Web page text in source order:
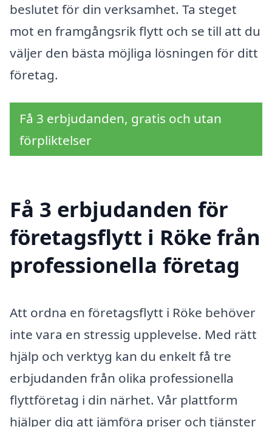
beslutet för din verksamhet. Ta steget
mot en framgångsrik flytt och se till att du
väljer den bästa möjliga lösningen för ditt
företag.
Få 3 erbjudanden, gratis och utan
förpliktelser
Få 3 erbjudanden för
företagsflytt i Röke från
professionella företag
Att ordna en företagsflytt i Röke behöver
inte vara en stressig upplevelse. Med rätt
hjälp och verktyg kan du enkelt få tre
erbjudanden från olika professionella
flyttföretag i din närhet. Vår plattform
hjälper dig att jämföra priser och tjänster